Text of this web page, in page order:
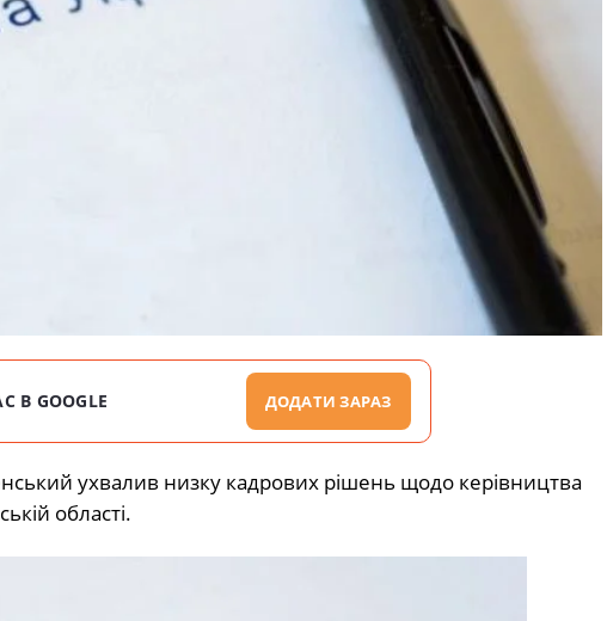
В GOOGLE ДОДАТИ ЗАРАЗ
ухвалив низку кадрових рішень щодо керівництва
області.